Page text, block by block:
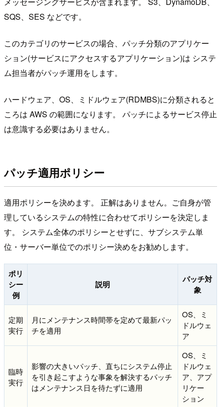
SQS、SES などです。
このカテゴリのサービスの場合、パッチ分類のアプリケー
ション(サービスにアクセスするアプリケーション)は システ
ム担当者がパッチ運用をします。
ハードウェア、OS、ミドルウェア(RDMBS)に分類されると
ころは AWS の範囲になります。 パッチによるサービス停止
は意識する必要はありません。
パッチ適用ポリシー
適用ポリシーを決めます。 正解はありません。ご自身が管
理しているシステムの特性に合わせてポリシーを決定しま
す。 システム全体のポリシーとせずに、サブシステム単
位・サーバー単位でのポリシー決めをお勧めします。
ポリ
シー
例
説明
パッチ対
象
定期
実行
月にメンテナンス時間帯を定めて最新パッ
チを適用
OS、ミ
ドルウェ
ア
臨時
実行
影響の大きいパッチ、直ちにシステム停止
を引き起こすような事象を解決するパッチ
はメンテナンス日を待たずに適用
OS、ミ
ドルウェ
ア、アプ
リケー
ション